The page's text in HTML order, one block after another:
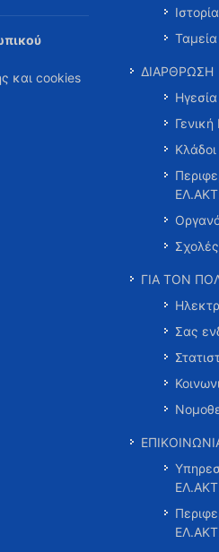
και cookies
Ιστορία
Ταμεία
ΔΙΑΡΘΡΩΣΗ
Ηγεσία
ΓΙΑ ΤΟΝ
Σας